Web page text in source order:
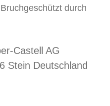
durch
Castell AG
Stein Deutschland